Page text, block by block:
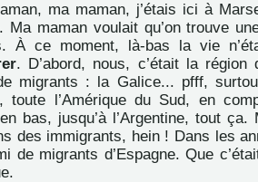
ma maman, j’étais ici à
Ma maman voulait qu’on trouve
À ce moment, là-bas la vie
. D’abord, nous, c’était la région
migrants : la Galice... pfff,
toute l’Amérique du Sud, en
bas, jusqu’à l’Argentine, tout
des immigrants, hein ! Dans les
de migrants d’Espagne. Que